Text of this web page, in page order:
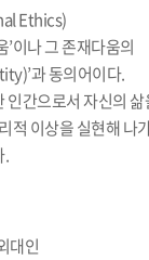
Ethics)
이나 그 존재다움의
과 동의어이다.
인간으로서 자신의
적 이상을 실현해 나
.
대인